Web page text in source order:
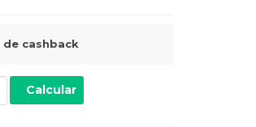
de cashback
Calcular